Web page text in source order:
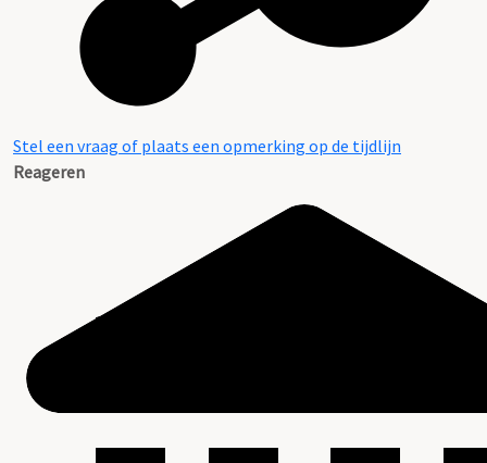
Stel een vraag of plaats een opmerking op de tijdlijn
Reageren